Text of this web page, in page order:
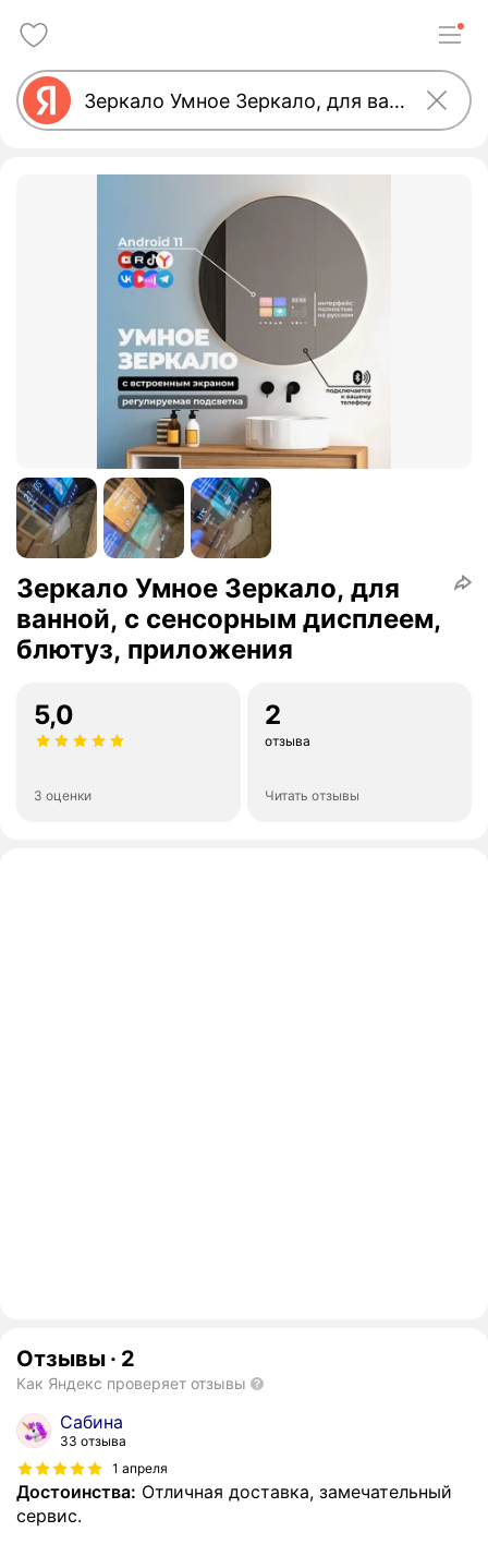
Зеркало Умное Зеркало, для
ванной, с сенсорным дисплеем,
блютуз, приложения
5,0
3 оценки
2
отзыва
Читать отзывы
Отзывы · 2
Как Яндекс проверяет отзывы
Сабина
33 отзыва
1 апреля
Достоинства: Отличная доставка, замечательный
сервис.